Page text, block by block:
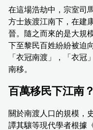
在這場浩劫中，宗室司
方士族渡江南下，在建
晉。隨之而來的是大規
下至黎民百姓紛紛被迫
「衣冠南渡」，「衣冠
南移。
百萬移民下江南
關於南渡人口的規模，
譚其驤等現代學者根據